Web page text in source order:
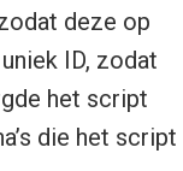
deze op
ID, zodat
het script
die het script